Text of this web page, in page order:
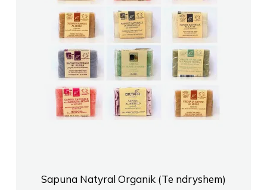
Sapuna Natyral Organik (Te ndryshem)